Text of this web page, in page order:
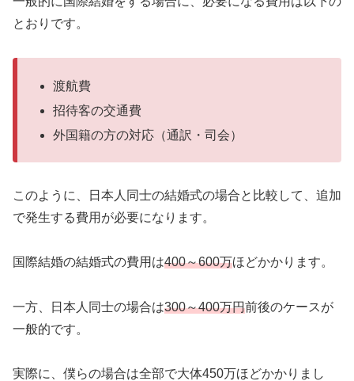
とおりです。
渡航費
招待客の交通費
外国籍の方の対応（通訳・司会）
このように、日本人同士の結婚式の場合と比較して、追加
で発生する費用が必要になります。
国際結婚の結婚式の費用は400～600万ほどかかります。
一方、日本人同士の場合は300～400万円前後のケースが
一般的です。
実際に、僕らの場合は全部で大体450万ほどかかりまし